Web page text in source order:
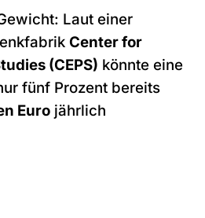
Laut einer
Center for
(CEPS) könnte eine
fünf Prozent bereits
Euro jährlich